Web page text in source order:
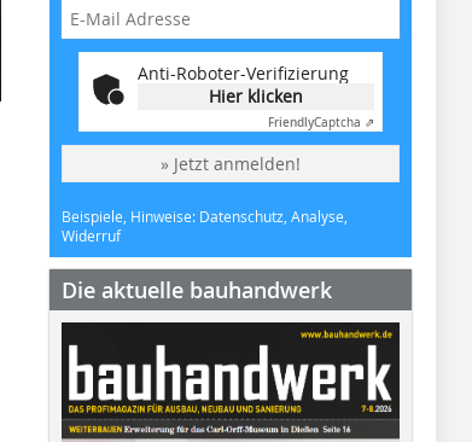
Anti-Roboter-Verifizierung
Hier klicken
FriendlyCaptcha ⇗
» Jetzt anmelden!
Beispiele, Hinweise: Datenschutz, Analyse,
Widerruf
Die aktuelle bauhandwerk